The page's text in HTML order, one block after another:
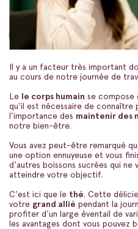
Il y a un facteur très important
au cours de notre journée de
Le le corps humain se compose
qu'il est nécessaire de connaître
l'importance des maintenir des
notre bien-être.
Vous avez peut-être remarqué
une option ennuyeuse et vous
d'autres boissons sucrées qui ne
atteindre votre objectif.
C'est ici que le thé. Cette
votre grand allié pendant la
profiter d'un large éventail de
les avantages dont vous pouvez